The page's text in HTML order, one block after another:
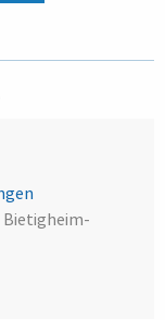
Bietigheim-